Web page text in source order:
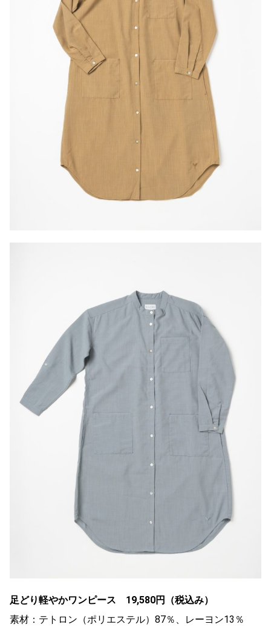
足どり軽やかワンピース 19,580円（税込み）
素材：テトロン（ポリエステル）87％、レーヨン13％